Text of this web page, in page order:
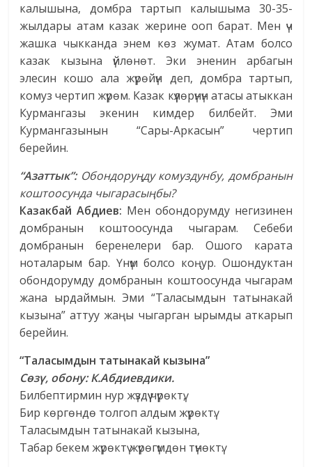
калышына, домбра тартып калышыма 30-35-
жылдары атам казак жерине ооп барат. Мен үч
жашка чыкканда энем көз жумат. Атам болсо
казак кызына үйлөнөт. Эки эненин арбагын
элесин кошо ала жүрөйүн деп, домбра тартып,
комуз чертип жүрөм. Казак күүлөрүнүн атасы атыккан
Курмангазы экенин кимдер билбейт. Эми
Курмангазынын “Сары-Аркасын” чертип
берейин.
“Азаттык”: Обондоруңду комуздунбу, домбранын
коштоосунда чыгарасыңбы?
Казакбай Абдиев: Мен обондорумду негизинен
домбранын коштоосунда чыгарам. Себеби
домбранын беренелери бар. Ошого карата
ноталарым бар. Үнүм болсо коңур. Ошондуктан
обондорумду домбранын коштоосунда чыгарам
жана ырдаймын. Эми “Таласымдын татынакай
кызына” аттуу жаңы чыгарган ырымды аткарып
берейин.
“Таласымдын татынакай кызына”
Сөзү, обону: К.Абдиевдики.
Билбептирмин нур жүздүү чүрөктү,
Бир көргөндө толгоп алдым жүрөктү.
Таласымдын татынакай кызына,
Табар бекем жүрөктү жүрөгүмдөн түнөктү.